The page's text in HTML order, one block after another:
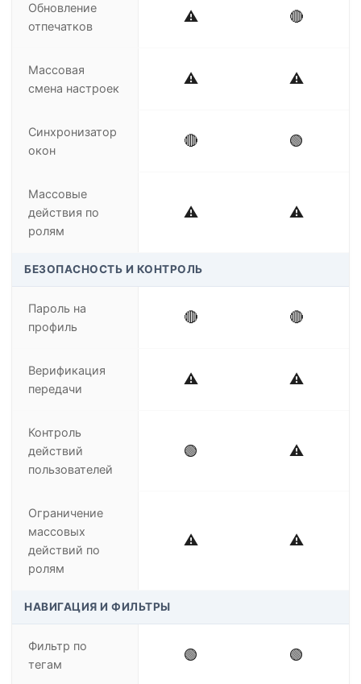
Обновление
отпечатков
⚠️ 🔴
Массовая
смена настроек
⚠️ ⚠️
Синхронизатор
окон
🔴 🟢
Массовые
действия по
ролям
⚠️ ⚠️
БЕЗОПАСНОСТЬ И КОНТРОЛЬ
Пароль на
профиль
🔴 🔴
Верификация
передачи
⚠️ ⚠️
Контроль
действий
пользователей
🟢 ⚠️
Ограничение
массовых
действий по
ролям
⚠️ ⚠️
НАВИГАЦИЯ И ФИЛЬТРЫ
Фильтр по
тегам
🟢 🟢